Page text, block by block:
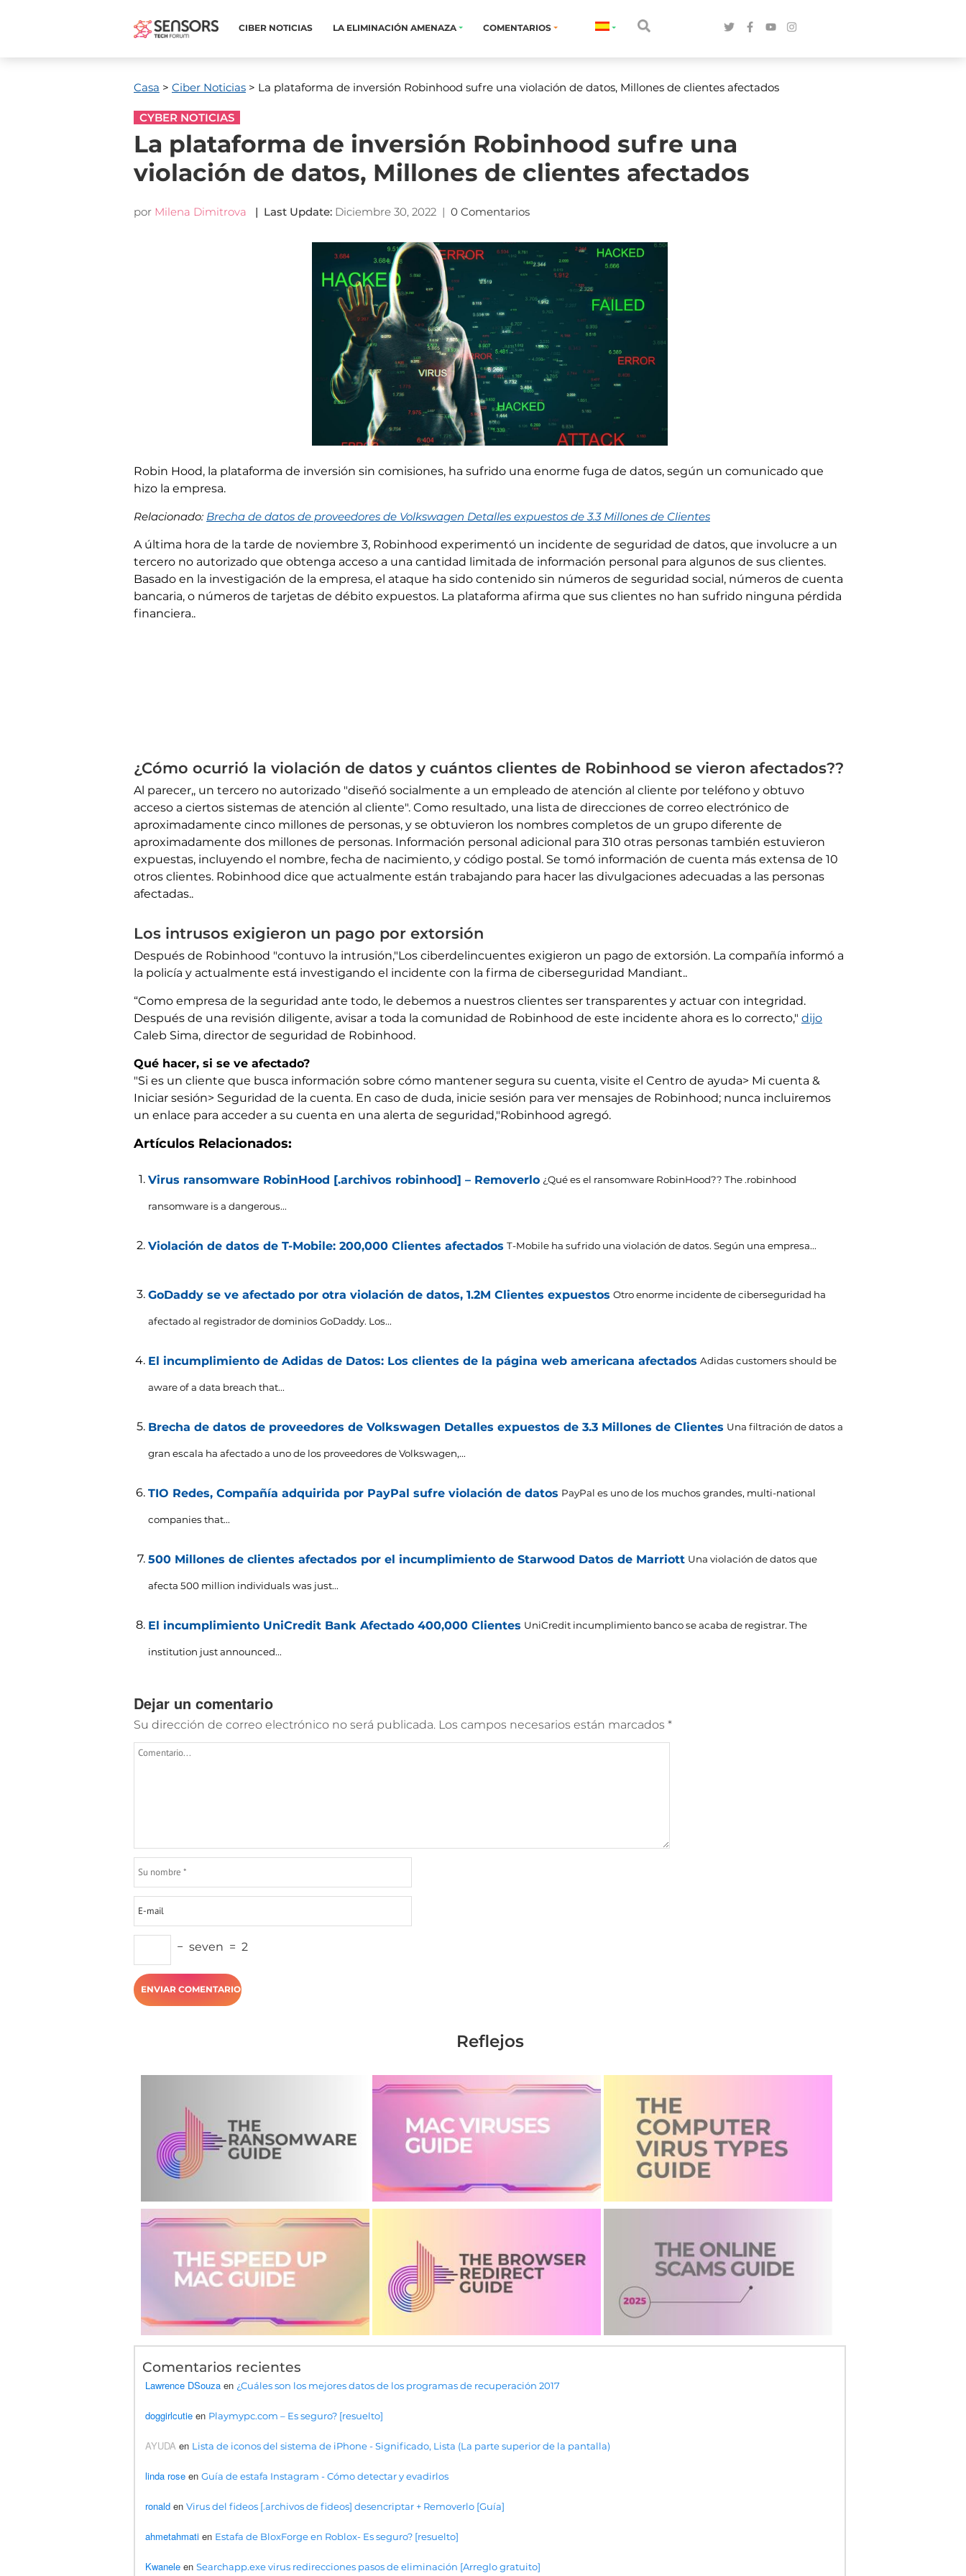
CIBER NOTICIAS LA ELIMINACIÓN AMENAZA COMENTARIOS
Casa > Ciber Noticias > La plataforma de inversión Robinhood sufre una violación de datos, Millones de clientes afectados
CYBER NOTICIAS
La plataforma de inversión Robinhood sufre una
violación de datos, Millones de clientes afectados
por Milena Dimitrova | Last Update: Diciembre 30, 2022 | 0 Comentarios
Robin Hood, la plataforma de inversión sin comisiones, ha sufrido una enorme fuga de datos, según un comunicado que
hizo la empresa.
Relacionado: Brecha de datos de proveedores de Volkswagen Detalles expuestos de 3.3 Millones de Clientes
A última hora de la tarde de noviembre 3, Robinhood experimentó un incidente de seguridad de datos, que involucre a un
tercero no autorizado que obtenga acceso a una cantidad limitada de información personal para algunos de sus clientes.
Basado en la investigación de la empresa, el ataque ha sido contenido sin números de seguridad social, números de cuenta
bancaria, o números de tarjetas de débito expuestos. La plataforma afirma que sus clientes no han sufrido ninguna pérdida
financiera..
¿Cómo ocurrió la violación de datos y cuántos clientes de Robinhood se vieron afectados??
Al parecer,, un tercero no autorizado "diseñó socialmente a un empleado de atención al cliente por teléfono y obtuvo
acceso a ciertos sistemas de atención al cliente". Como resultado, una lista de direcciones de correo electrónico de
aproximadamente cinco millones de personas, y se obtuvieron los nombres completos de un grupo diferente de
aproximadamente dos millones de personas. Información personal adicional para 310 otras personas también estuvieron
expuestas, incluyendo el nombre, fecha de nacimiento, y código postal. Se tomó información de cuenta más extensa de 10
otros clientes. Robinhood dice que actualmente están trabajando para hacer las divulgaciones adecuadas a las personas
afectadas..
Los intrusos exigieron un pago por extorsión
Después de Robinhood "contuvo la intrusión,"Los ciberdelincuentes exigieron un pago de extorsión. La compañía informó a
la policía y actualmente está investigando el incidente con la firma de ciberseguridad Mandiant..
“Como empresa de la seguridad ante todo, le debemos a nuestros clientes ser transparentes y actuar con integridad.
Después de una revisión diligente, avisar a toda la comunidad de Robinhood de este incidente ahora es lo correcto," dijo
Caleb Sima, director de seguridad de Robinhood.
Qué hacer, si se ve afectado?
"Si es un cliente que busca información sobre cómo mantener segura su cuenta, visite el Centro de ayuda> Mi cuenta &
Iniciar sesión> Seguridad de la cuenta. En caso de duda, inicie sesión para ver mensajes de Robinhood; nunca incluiremos
un enlace para acceder a su cuenta en una alerta de seguridad,"Robinhood agregó.
Artículos Relacionados:
Virus ransomware RobinHood [.archivos robinhood] – Removerlo ¿Qué es el ransomware RobinHood?? The .robinhood
ransomware is a dangerous...
Violación de datos de T-Mobile: 200,000 Clientes afectados T-Mobile ha sufrido una violación de datos. Según una empresa...
GoDaddy se ve afectado por otra violación de datos, 1.2M Clientes expuestos Otro enorme incidente de ciberseguridad ha
afectado al registrador de dominios GoDaddy. Los...
El incumplimiento de Adidas de Datos: Los clientes de la página web americana afectados Adidas customers should be
aware of a data breach that...
Brecha de datos de proveedores de Volkswagen Detalles expuestos de 3.3 Millones de Clientes Una filtración de datos a
gran escala ha afectado a uno de los proveedores de Volkswagen,...
TIO Redes, Compañía adquirida por PayPal sufre violación de datos PayPal es uno de los muchos grandes, multi-national
companies that...
500 Millones de clientes afectados por el incumplimiento de Starwood Datos de Marriott Una violación de datos que
afecta 500 million individuals was just...
El incumplimiento UniCredit Bank Afectado 400,000 Clientes UniCredit incumplimiento banco se acaba de registrar. The
institution just announced...
Dejar un comentario
Su dirección de correo electrónico no será publicada. Los campos necesarios están marcados *
− seven = 2
Reflejos
Comentarios recientes
Lawrence DSouza en ¿Cuáles son los mejores datos de los programas de recuperación 2017
doggirlcutie en Playmypc.com – Es seguro? [resuelto]
AYUDA en Lista de iconos del sistema de iPhone - Significado, Lista (La parte superior de la pantalla)
linda rose en Guía de estafa Instagram - Cómo detectar y evadirlos
ronald en Virus del fideos [.archivos de fideos] desencriptar + Removerlo [Guía]
ahmetahmati en Estafa de BloxForge en Roblox- Es seguro? [resuelto]
Kwanele en Searchapp.exe virus redirecciones pasos de eliminación [Arreglo gratuito]